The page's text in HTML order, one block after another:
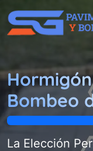
Bombeo
La Elección